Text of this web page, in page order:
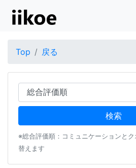
Top 戻る
※総合評価順：コミュニケーションと
替えます